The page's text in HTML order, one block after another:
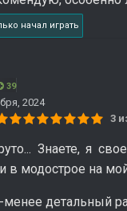
начал играть
39
2024
3
Знаете, я
в модострое на
менее детальный